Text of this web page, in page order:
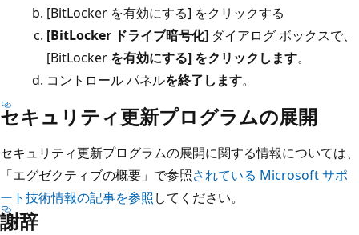
[BitLocker を有効にする] をクリックする
[BitLocker ドライブ暗号化] ダイアログ ボックスで、
[BitLocker を有効にする] をクリックします。
コントロール パネルを終了します。
セキュリティ更新プログラムの展開
セキュリティ更新プログラムの展開に関する情報については、
「エグゼクティブの概要」で参照されている Microsoft サポ
ート技術情報の記事を参照してください。
謝辞